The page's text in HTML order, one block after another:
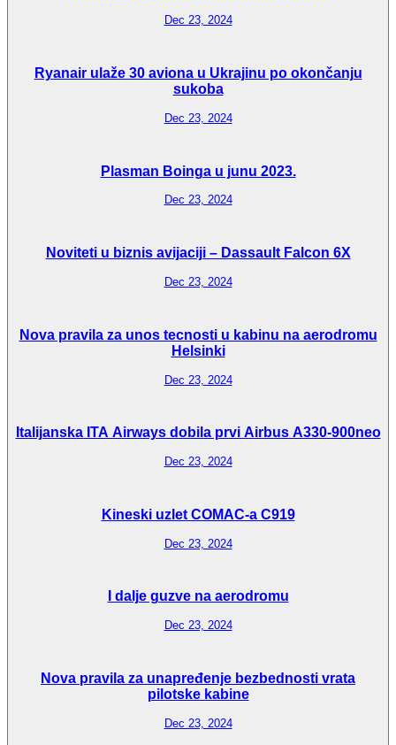
Dec 23, 2024
Ryanair ulaže 30 aviona u Ukrajinu po okončanju
sukoba
Dec 23, 2024
Plasman Boinga u junu 2023.
Dec 23, 2024
Noviteti u biznis avijaciji – Dassault Falcon 6X
Dec 23, 2024
Nova pravila za unos tecnosti u kabinu na aerodromu
Helsinki
Dec 23, 2024
Italijanska ITA Airways dobila prvi Airbus A330-900neo
Dec 23, 2024
Kineski uzlet COMAC-a C919
Dec 23, 2024
I dalje guzve na aerodromu
Dec 23, 2024
Nova pravila za unapređenje bezbednosti vrata
pilotske kabine
Dec 23, 2024